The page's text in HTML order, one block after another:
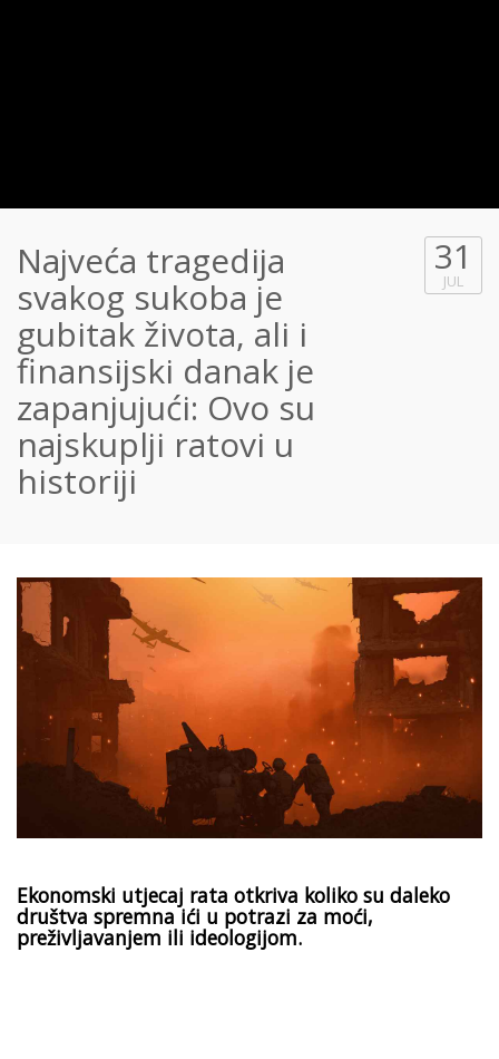
Najveća tragedija
svakog sukoba je
gubitak života, ali i
finansijski danak je
zapanjujući: Ovo su
najskuplji ratovi u
historiji
31
JUL
Ekonomski utjecaj rata otkriva koliko su daleko
društva spremna ići u potrazi za moći,
preživljavanjem ili ideologijom.